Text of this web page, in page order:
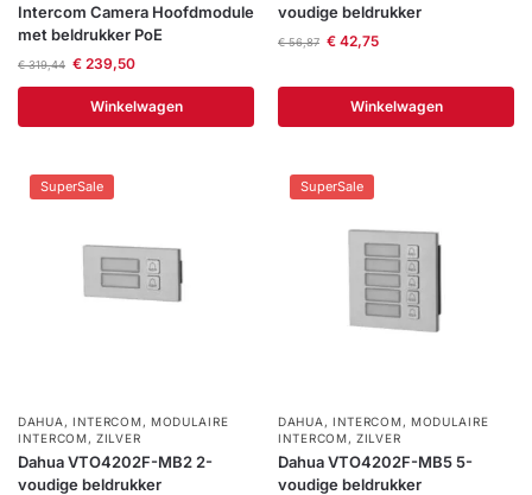
Intercom Camera Hoofdmodule
met beldrukker PoE
€319,44 €239,50
Winkelwagen
voudige beldrukker
€56,87 €42,75
Winkelwagen
SuperSale
DAHUA , INTERCOM, MODULAIRE
INTERCOM,ZILVER
Dahua VTO4202F-MB2 2-
voudige beldrukker
SuperSale
DAHUA , INTERCOM, MODULAIRE
INTERCOM,ZILVER
Dahua VTO4202F-MB5 5-
voudige beldrukker